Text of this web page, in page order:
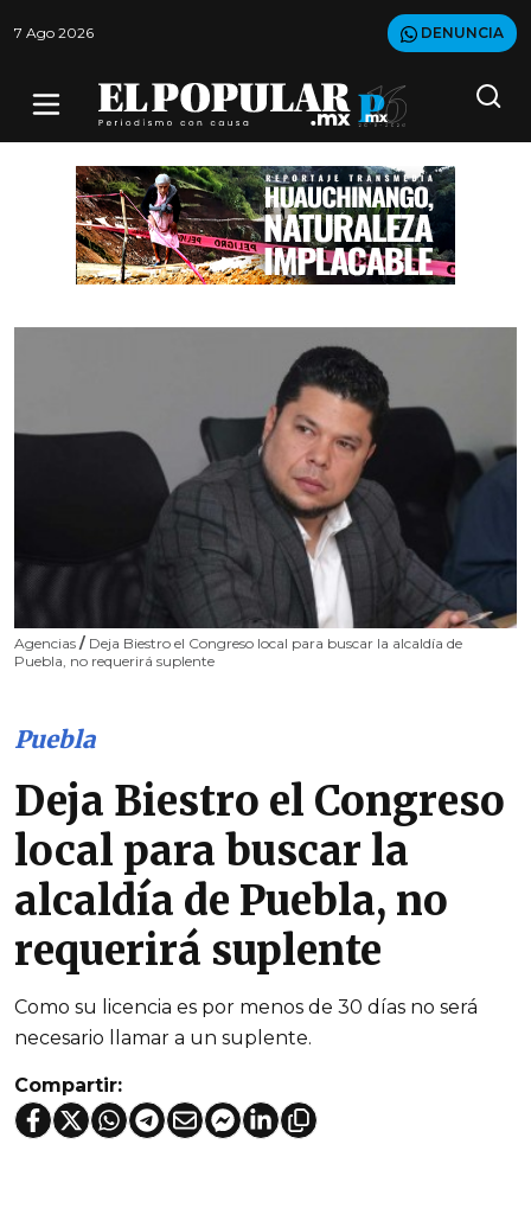
7 Ago 2026 DENUNCIA
Agencias / Deja Biestro el Congreso local para buscar la alcaldía de
Puebla, no requerirá suplente
Puebla
Deja Biestro el Congreso
local para buscar la
alcaldía de Puebla, no
requerirá suplente
Como su licencia es por menos de 30 días no será
necesario llamar a un suplente.
Compartir: